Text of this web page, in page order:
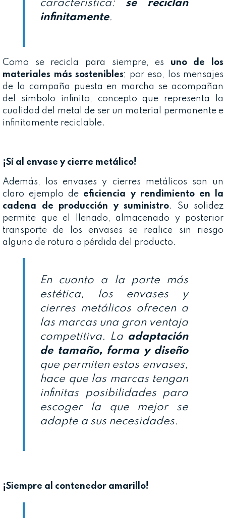
característica: se reciclan
infinitamente.
Como se recicla para siempre, es uno de los
materiales más sostenibles; por eso, los mensajes
de la campaña puesta en marcha se acompañan
del símbolo infinito, concepto que representa la
cualidad del metal de ser un material permanente e
infinitamente reciclable.
¡Sí al envase y cierre metálico!
Además, los envases y cierres metálicos son un
claro ejemplo de eficiencia y rendimiento en la
cadena de producción y suministro. Su solidez
permite que el llenado, almacenado y posterior
transporte de los envases se realice sin riesgo
alguno de rotura o pérdida del producto.
En cuanto a la parte más
estética, los envases y
cierres metálicos ofrecen a
las marcas una gran ventaja
competitiva. La adaptación
de tamaño, forma y diseño
que permiten estos envases,
hace que las marcas tengan
infinitas posibilidades para
escoger la que mejor se
adapte a sus necesidades.
¡Siempre al contenedor amarillo!